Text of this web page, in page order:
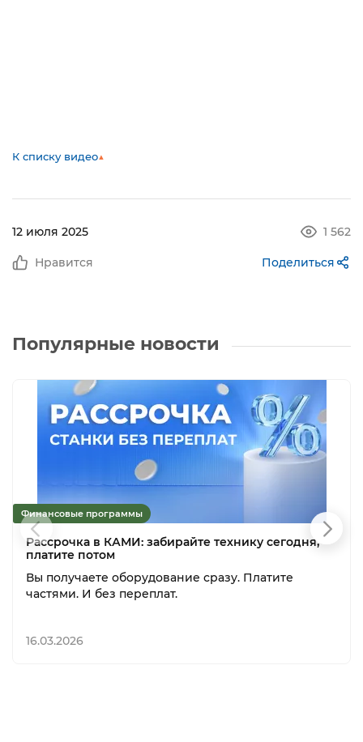
К списку видео▲
12 июля 2025 1 562
Нравится Поделиться
Популярные новости
Финансовые программы
Рассрочка в КАМИ: забирайте технику сегодня,
платите потом
Вы получаете оборудование сразу. Платите
частями. И без переплат.
16.03.2026